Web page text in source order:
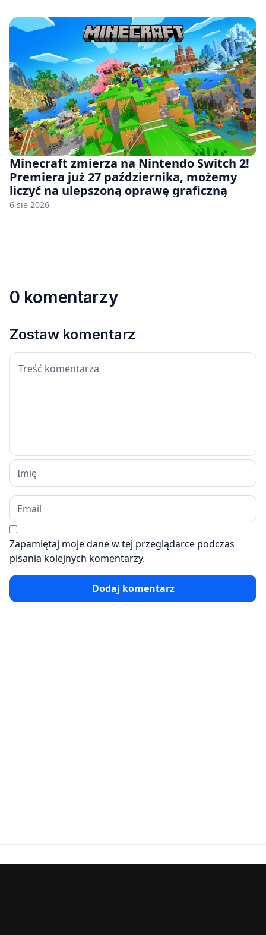
Minecraft zmierza na Nintendo Switch 2!
Premiera już 27 października, możemy
liczyć na ulepszoną oprawę graficzną
6 sie 2026
0 komentarzy
Zostaw komentarz
Zapamiętaj moje dane w tej przeglądarce podczas
pisania kolejnych komentarzy.
Dodaj komentarz